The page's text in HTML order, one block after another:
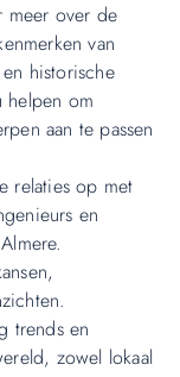
meer over de
van
historische
helpen om
aan te passen
relaties op met
en
trends en
zowel lokaal